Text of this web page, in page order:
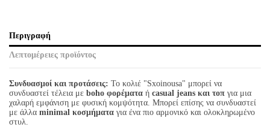
Περιγραφή
Λεπτομέρειες προϊόντος
Συνδυασμοί και προτάσεις: Το κολιέ "Sxoinousa" μπορεί να
συνδυαστεί τέλεια με boho φορέματα ή casual jeans και τοπ για μια
χαλαρή εμφάνιση με φυσική κομψότητα. Μπορεί επίσης να συνδυαστεί
με άλλα minimal κοσμήματα για ένα πιο αρμονικό και ολοκληρωμένο
στυλ.